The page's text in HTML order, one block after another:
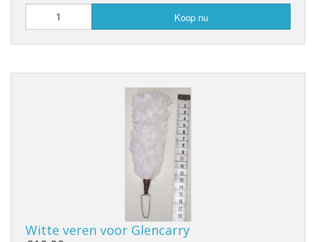
Koop nu
Witte veren voor Glencarry